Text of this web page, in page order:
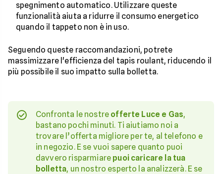
spegnimento automatico. Utilizzare queste
funzionalità aiuta a ridurre il consumo energetico
quando il tappeto non è in uso.
Seguendo queste raccomandazioni, potrete
massimizzare l'efficienza del tapis roulant, riducendo il
più possibile il suo impatto sulla bolletta.
Confronta le nostre offerte Luce e Gas,
bastano pochi minuti. Ti aiutiamo noi a
trovare l’offerta migliore per te, al telefono e
in negozio. E se vuoi sapere quanto puoi
davvero risparmiare puoi caricare la tua
bolletta, un nostro esperto la analizzerà. E se